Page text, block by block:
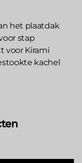
het plaatdak
stap
voor Kirami
kachel